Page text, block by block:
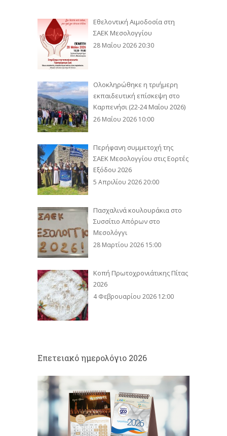
Εθελοντική Αιμοδοσία στη
ΣΑΕΚ Μεσολογγίου
28 Μαΐου 2026 20:30
Ολοκληρώθηκε η τριήμερη
εκπαιδευτική επίσκεψη στο
Καρπενήσι (22-24 Μαΐου 2026)
26 Μαΐου 2026 10:00
Περήφανη συμμετοχή της
ΣΑΕΚ Μεσολογγίου στις Εορτές
Εξόδου 2026
5 Απριλίου 2026 20:00
Πασχαλινά κουλουράκια στο
Συσσίτιο Απόρων στο
Μεσολόγγι
28 Μαρτίου 2026 15:00
Κοπή Πρωτοχρονιάτικης Πίτας
2026
4 Φεβρουαρίου 2026 12:00
Eπετειακό ημερολόγιο 2026